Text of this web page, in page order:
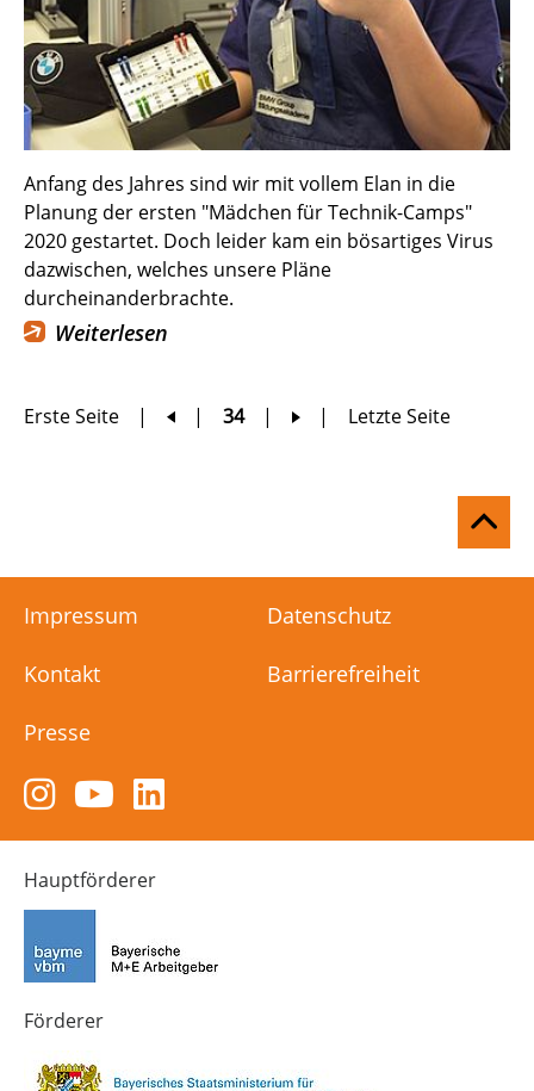
Anfang des Jahres sind wir mit vollem Elan in die
Planung der ersten "Mädchen für Technik-Camps"
2020 gestartet. Doch leider kam ein bösartiges Virus
dazwischen, welches unsere Pläne
durcheinanderbrachte.
Weiterlesen
Erste Seite
zur
34
zur
Letzte Seite
Impressum Datenschutz
Kontakt Barrierefreiheit
Presse
Zum
Instagram-
Kanal
von
Technik-
in
Bayern
4.0
Zum
YouTube-
Kanal
von
Zum
LinkedIn-
Kanal
Hauptförderer
Förderer